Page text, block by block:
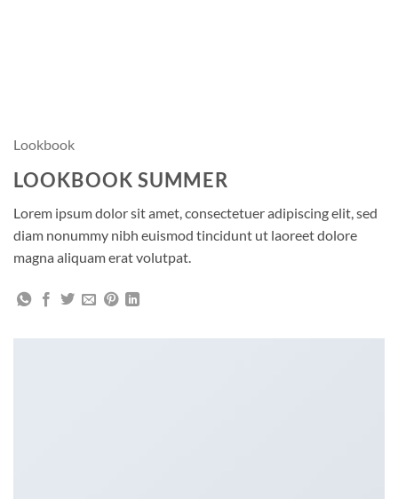
Lookbook
LOOKBOOK SUMMER
Lorem ipsum dolor sit amet, consectetuer adipiscing elit, sed
diam nonummy nibh euismod tincidunt ut laoreet dolore
magna aliquam erat volutpat.